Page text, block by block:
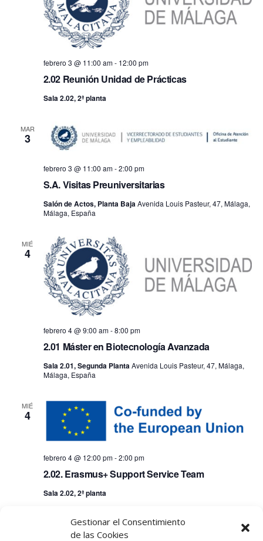
Gestionar el Consentimiento
de las Cookies
2.02 Reunión Unidad de Prácticas
febrero 3 @ 11:00 am- 12:00 pm
Sala 2.02, 2ª planta
MAR
3
S.A. Visitas Preuniversitarias
febrero 3 @ 11:00 am-2:00 pm
Salón de Actos, Planta BajaAvenida Louis Pasteur, 47, Málaga,
Málaga, España
MIÉ
4
2.01 Máster en Biotecnología Avanzada
febrero 4 @ 9:00 am-8:00 pm
Sala 2.01, Segunda PlantaAvenida Louis Pasteur, 47, Málaga,
Málaga, España
MIÉ
4
2.02. Erasmus+ Support Service Team
febrero 4 @ 12:00 pm-2:00 pm
Sala 2.02, 2ª planta